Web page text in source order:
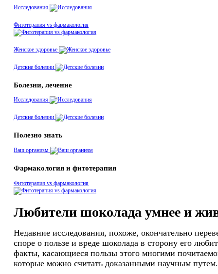
Исследования
Фитотерапия vs фармакология
Женское здоровье
Детские болезни
Болезни, лечение
Исследования
Детские болезни
Полезно знать
Ваш организм
Фармакология и фитотерапия
Фитотерапия vs фармакология
Любители шоколада умнее и
Недавние исследования, похоже, окончательно
споре о пользе и вреде шоколада в сторону его
факты, касающиеся пользы этого многими
которые можно считать доказанными научным путем.